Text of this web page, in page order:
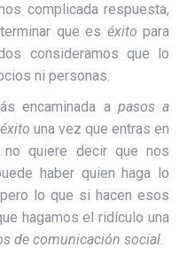
complicada respuesta,
que es éxito para
consideramos que lo
ni personas.
encaminada a pasos a
éxito una vez que entras en
quiere decir que nos
haber quien haga lo
lo que si hacen esos
hagamos el ridículo una
de comunicación social.